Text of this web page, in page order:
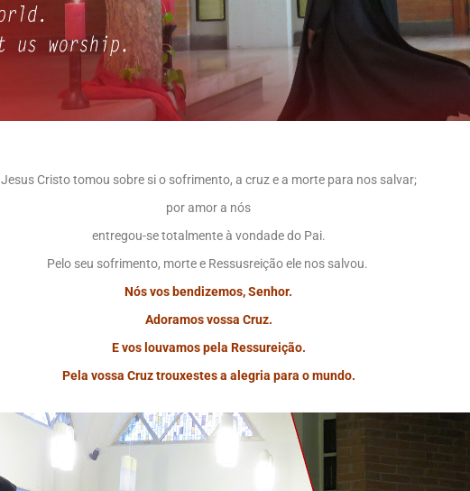
Jesus Cristo tomou sobre si o sofrimento, a cruz e a morte para nos salvar;
por amor a nós
entregou-se totalmente à vondade do Pai.
Pelo seu sofrimento, morte e Ressusreição ele nos salvou.
Nós vos bendizemos, Senhor.
Adoramos vossa Cruz.
E vos louvamos pela Ressureição.
Pela vossa Cruz trouxestes a alegria para o mundo.